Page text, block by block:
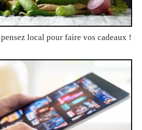
local pour faire vos cadeaux !